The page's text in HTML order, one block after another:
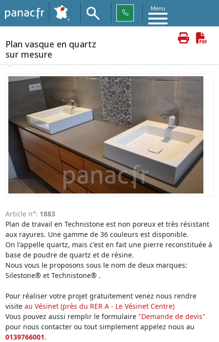
Menu
Plan vasque en quartz
sur mesure
Article n°: 1883
Plan de travail en Technistone est non poreux et très résistant
aux rayures. Une gamme de 36 couleurs est disponible.
On l'appelle quartz, mais c'est en fait une pierre reconstituée à
base de poudre de quartz et de résine.
Nous vous le proposons sous le nom de deux marques:
Silestone® et Technistone® .
Pour réaliser votre projet gratuitement venez nous rendre
visite au Vésinet (près du RER A - Le Vésinet Centre)
Vous pouvez aussi remplir le formulaire "Demande de devis"
pour nous contacter ou tout simplement appelez nous au
0139766001.